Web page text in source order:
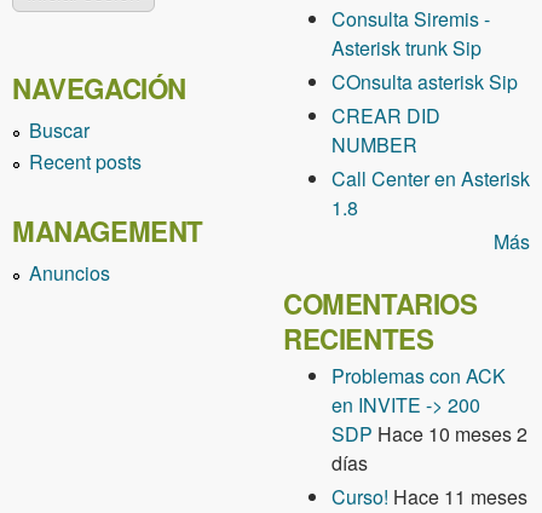
NAVEGACIÓN
Buscar
Recent posts
MANAGEMENT
Anuncios
Consulta Siremis -
Asterisk trunk Sip
COnsulta asterisk Sip
CREAR DID
NUMBER
Call Center en Asterisk
1.8
Más
COMENTARIOS
RECIENTES
Problemas con ACK
en INVITE -> 200
SDP Hace 10 meses 2
días
Curso! Hace 11 meses